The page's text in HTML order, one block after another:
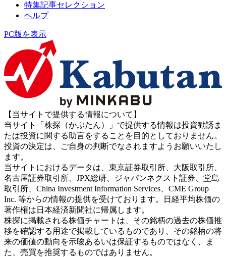
特集記事セレクション
ヘルプ
PC版を表示
【当サイトで提供する情報について】
当サイト「株探（かぶたん）」で提供する情報は投資勧誘ま
たは投資に関する助言をすることを目的としておりません。
投資の決定は、ご自身の判断でなされますようお願いいたし
ます。
当サイトにおけるデータは、東京証券取引所、大阪取引所、
名古屋証券取引所、JPX総研、ジャパンネクスト証券、堂島
取引所、China Investment Information Services、CME Group
Inc. 等からの情報の提供を受けております。日経平均株価の
著作権は日本経済新聞社に帰属します。
株探に掲載される株価チャートは、その銘柄の過去の株価推
移を確認する用途で掲載しているものであり、その銘柄の将
来の価値の動向を示唆あるいは保証するものではなく、ま
た、売買を推奨するものではありません。